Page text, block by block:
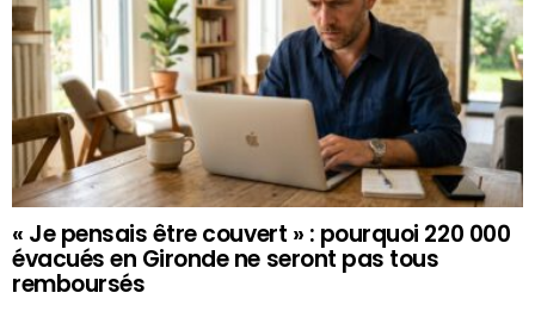
« Je pensais être couvert » : pourquoi 220 000
évacués en Gironde ne seront pas tous
remboursés